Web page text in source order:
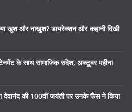
खुश और नाखुश? डायरेक्शन और कहानी दिखी
के साथ सामाजिक संदेश, अक्टूबर महीना
देवानंद की 100वीं जयंती पर उनके फैंस ने किया